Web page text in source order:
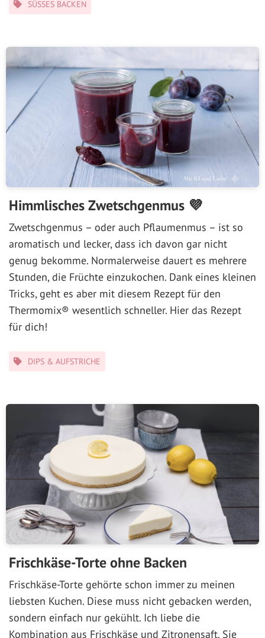
SÜSSES BACKEN
Himmlisches Zwetschgenmus 💜
Zwetschgenmus – oder auch Pflaumenmus – ist so
aromatisch und lecker, dass ich davon gar nicht
genug bekomme. Normalerweise dauert es mehrere
Stunden, die Früchte einzukochen. Dank eines kleinen
Tricks, geht es aber mit diesem Rezept für den
Thermomix® wesentlich schneller. Hier das Rezept
für dich!
KategorienDIPS & AUFSTRICHE
Frischkäse-Torte ohne Backen
Frischkäse-Torte gehörte schon immer zu meinen
liebsten Kuchen. Diese muss nicht gebacken werden,
sondern einfach nur gekühlt. Ich liebe die
Kombination aus Frischkäse und Zitronensaft. Sie